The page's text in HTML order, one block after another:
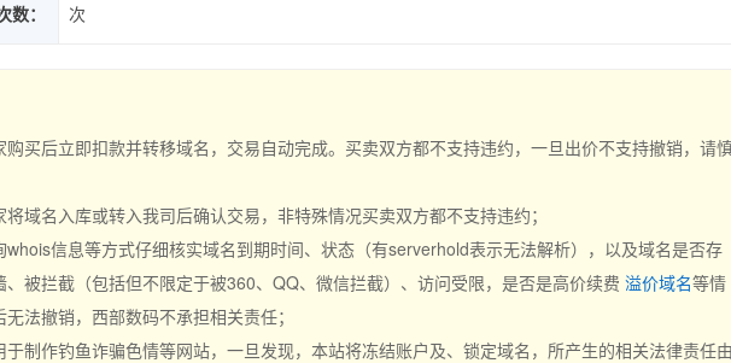
数： 次
买后立即扣款并转移域名，交易自动完成。买卖双方都不支持违约，一旦出价不支持撤销，请
域名入库或转入我司后确认交易，非特殊情况买卖双方都不支持违约；
whois信息等方式仔细核实域名到期时间、状态（有serverhold表示无法解析），以及域名是否存
被拦截（包括但不限定于被360、QQ、微信拦截）、访问受限，是否是高价续费 溢价域名等情
法撤销，西部数码不承担相关责任；
制作钓鱼诈骗色情等网站，一旦发现，本站将冻结账户及、锁定域名，所产生的相关法律责任